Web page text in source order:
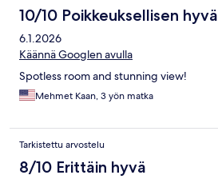
10/10 Poikkeuksellisen hyvä
6.1.2026
Käännä Googlen avulla
Spotless room and stunning view!
Mehmet Kaan, 3 yön matka
Tarkistettu arvostelu
8/10 Erittäin hyvä